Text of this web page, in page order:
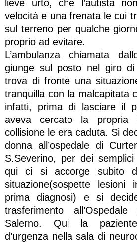
lieve urto, che l’autista
velocità e una frenata le cui
sul terreno per qualche
proprio ad evitare.
L’ambulanza chiamata
giunge sul posto nel giro
trova di fronte una
tranquilla con la malcapitata
infatti, prima di lasciare il
aveva cercato la propria
collisione le era caduta. Si
donna all’ospedale di
S.Severino, per dei
qui ci si accorge subito
situazione(sospette lesioni
prima diagnosi) e si
trasferimento
Salerno. Qui la
d’urgenza nella sala di